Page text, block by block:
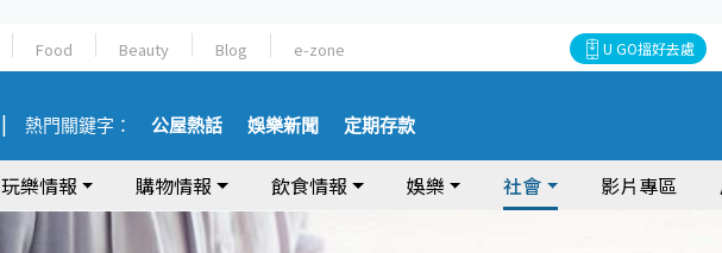
Food Beauty Blog e-zone U GO搵好去處
熱門關鍵字： 公屋熱話 娛樂新聞 定期存款
玩樂情報 購物情報 飲食情報 娛樂 社會 影片專區